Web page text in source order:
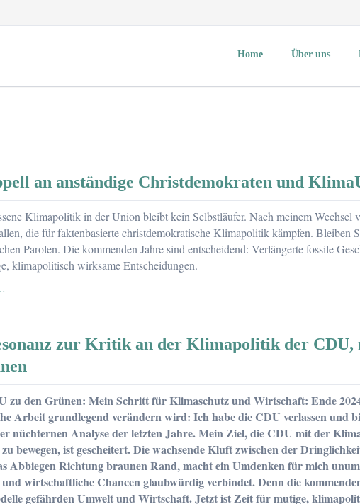
Home Über uns
Volksentscheid
Agentur für
Mitmachen
an anständige Christdemokraten und
Klimapolitik in der Union bleibt kein Selbstläufer. Nach meinemWechsel
die für faktenbasierte christdemokratische Klimapolitik kämpfen. Bleiben
Parolen. Die kommenden Jahre sind entscheidend: Verlängerte fossile
klimapolitisch wirksame Entscheidungen.
Christdemokraten
und
KlimaUnions-
zur Kritik an der Klimapolitik der CDU,
zu den Grünen: Mein Schritt für Klimaschutz und Wirtschaft: Ende
Arbeit grundlegend verändern wird: Ich habe die CDU verlassen und
nüchternen Analyse der letzten Jahre. Mein Ziel, die CDU mit der
bewegen, ist gescheitert. Die wachsende Kluft zwischen der
Abbiegen Richtung braunen Rand, macht ein Umdenken für mich
wirtschaftliche Chancen glaubwürdig verbindet. Denn die
gefährden Umwelt und Wirtschaft. Jetzt ist Zeit für mutige,